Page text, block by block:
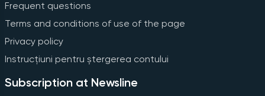
Frequent questions
Terms and conditions of use of the page
Privacy policy
Instrucțiuni pentru ștergerea contului
Subscription at Newsline